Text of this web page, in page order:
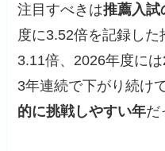
注目すべきは推薦入試
度に3.52倍を記録し
3.11倍、2026年度に
3年連続で下がり続け
的に挑戦しやすい年だ